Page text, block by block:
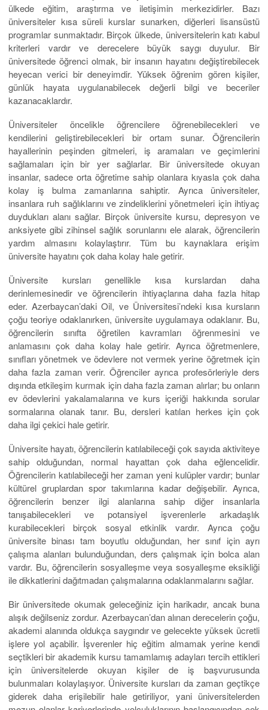
ülkede eğitim, araştırma ve iletişimin merkezidirler. Bazı
üniversiteler kısa süreli kurslar sunarken, diğerleri lisansüstü
programlar sunmaktadır. Birçok ülkede, üniversitelerin katı kabul
kriterleri vardır ve derecelere büyük saygı duyulur. Bir
üniversitede öğrenci olmak, bir insanın hayatını değiştirebilecek
heyecan verici bir deneyimdir. Yüksek öğrenim gören kişiler,
günlük hayata uygulanabilecek değerli bilgi ve beceriler
kazanacaklardır.
Üniversiteler öncelikle öğrencilere öğrenebilecekleri ve
kendilerini geliştirebilecekleri bir ortam sunar. Öğrencilerin
hayallerinin peşinden gitmeleri, iş aramaları ve geçimlerini
sağlamaları için bir yer sağlarlar. Bir üniversitede okuyan
insanlar, sadece orta öğretime sahip olanlara kıyasla çok daha
kolay iş bulma zamanlarına sahiptir. Ayrıca üniversiteler,
insanlara ruh sağlıklarını ve zindeliklerini yönetmeleri için ihtiyaç
duydukları alanı sağlar. Birçok üniversite kursu, depresyon ve
anksiyete gibi zihinsel sağlık sorunlarını ele alarak, öğrencilerin
yardım almasını kolaylaştırır. Tüm bu kaynaklara erişim
üniversite hayatını çok daha kolay hale getirir.
Üniversite kursları genellikle kısa kurslardan daha
derinlemesinedir ve öğrencilerin ihtiyaçlarına daha fazla hitap
eder. Azerbaycan’daki Oil, ve Üniversitesi’ndeki kısa kursların
çoğu teoriye odaklanırken, üniversite uygulamaya odaklanır. Bu,
öğrencilerin sınıfta öğretilen kavramları öğrenmesini ve
anlamasını çok daha kolay hale getirir. Ayrıca öğretmenlere,
sınıfları yönetmek ve ödevlere not vermek yerine öğretmek için
daha fazla zaman verir. Öğrenciler ayrıca profesörleriyle ders
dışında etkileşim kurmak için daha fazla zaman alırlar; bu onların
ev ödevlerini yakalamalarına ve kurs içeriği hakkında sorular
sormalarına olanak tanır. Bu, dersleri katılan herkes için çok
daha ilgi çekici hale getirir.
Üniversite hayatı, öğrencilerin katılabileceği çok sayıda aktiviteye
sahip olduğundan, normal hayattan çok daha eğlencelidir.
Öğrencilerin katılabileceği her zaman yeni kulüpler vardır; bunlar
kültürel gruplardan spor takımlarına kadar değişebilir. Ayrıca,
öğrencilerin benzer ilgi alanlarına sahip diğer insanlarla
tanışabilecekleri ve potansiyel işverenlerle arkadaşlık
kurabilecekleri birçok sosyal etkinlik vardır. Ayrıca çoğu
üniversite binası tam boyutlu olduğundan, her sınıf için ayrı
çalışma alanları bulunduğundan, ders çalışmak için bolca alan
vardır. Bu, öğrencilerin sosyalleşme veya sosyalleşme eksikliği
ile dikkatlerini dağıtmadan çalışmalarına odaklanmalarını sağlar.
Bir üniversitede okumak geleceğiniz için harikadır, ancak buna
alışık değilseniz zordur. Azerbaycan’dan alınan derecelerin çoğu,
akademi alanında oldukça saygındır ve gelecekte yüksek ücretli
işlere yol açabilir. İşverenler hiç eğitim almamak yerine kendi
seçtikleri bir akademik kursu tamamlamış adayları tercih ettikleri
için üniversitelerde okuyan kişiler de iş başvurusunda
bulunmaları kolaylaşıyor. Üniversite kursları da zaman geçtikçe
giderek daha erişilebilir hale getiriliyor, yani üniversitelerden